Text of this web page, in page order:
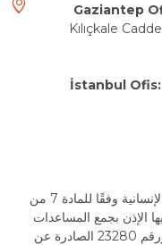
Gaziantep
Kılıçkale
İstanbul Ofis:
منظمة العون جمعية يدي باشاك للمساعدات الإنسانية وفقًا للمادة 7 من
لديها الإذن بجمع المساعدات
بموافقة 14/09/2020 بتاريخ 14/09/2020 ورقم 23280 الصادرة عن